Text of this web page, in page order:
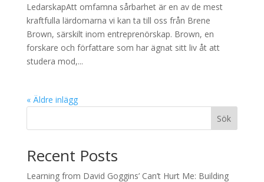
LedarskapAtt omfamna sårbarhet är en av de mest
kraftfulla lärdomarna vi kan ta till oss från Brene
Brown, särskilt inom entreprenörskap. Brown, en
forskare och författare som har ägnat sitt liv åt att
studera mod,...
« Äldre inlägg
Sök
Recent Posts
Learning from David Goggins’ Can’t Hurt Me: Building